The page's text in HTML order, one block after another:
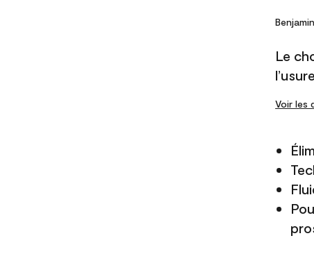
Le
Voir les